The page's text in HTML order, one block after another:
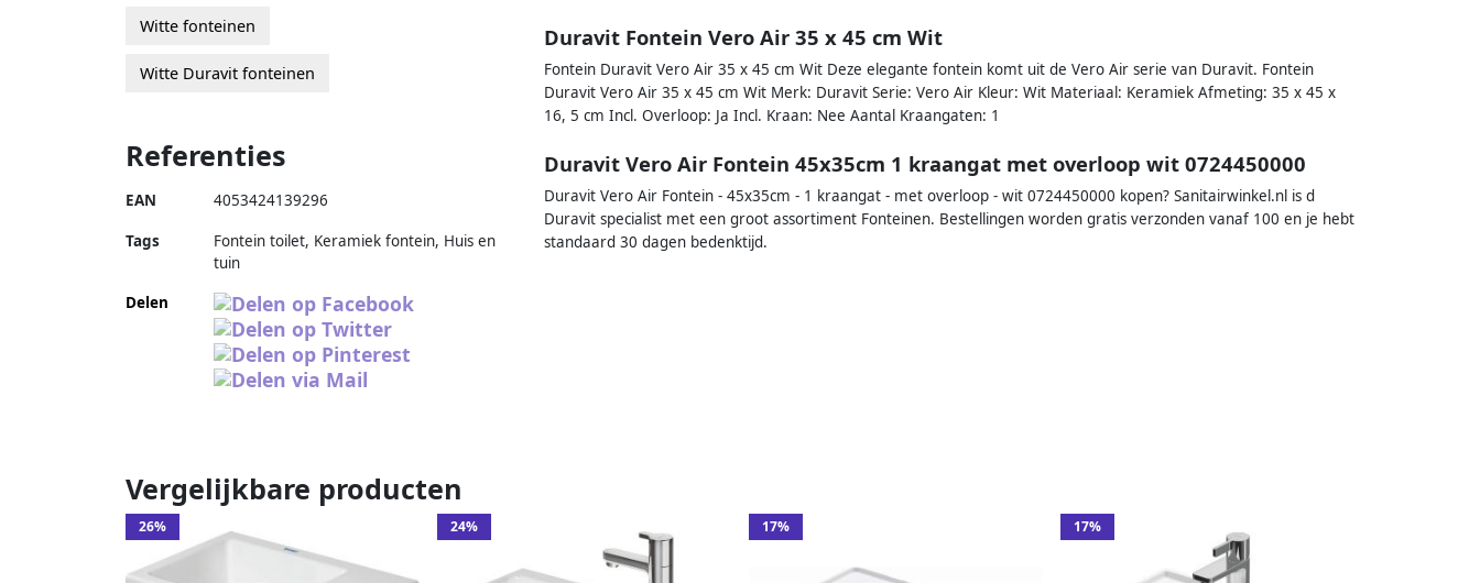
Duravit Fontein Vero Air 35 x 45 cm Wit
Fontein Duravit Vero Air 35 x 45 cm Wit Deze elegante fontein komt uit de Vero Air serie van Duravit. Fontein
Duravit Vero Air 35 x 45 cm Wit Merk: Duravit Serie: Vero Air Kleur: Wit Materiaal: Keramiek Afmeting: 35 x 45 x
16, 5 cm Incl. Overloop: Ja Incl. Kraan: Nee Aantal Kraangaten: 1
Duravit Vero Air Fontein 45x35cm 1 kraangat met overloop wit 0724450000
Duravit Vero Air Fontein - 45x35cm - 1 kraangat - met overloop - wit 0724450000 kopen? Sanitairwinkel.nl is d
Duravit specialist met een groot assortiment Fonteinen. Bestellingen worden gratis verzonden vanaf 100 en je hebt
standaard 30 dagen bedenktijd.
Witte fonteinen
Witte Duravit fonteinen
Referenties
EAN 4053424139296
Tags
Fontein toilet, Keramiek fontein, Huis en
tuin
Delen
Vergelijkbare producten
26% 24% 17% 17%